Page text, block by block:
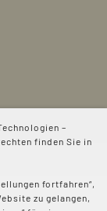
–
finden Sie in
fortfahren“,
zu gelangen,